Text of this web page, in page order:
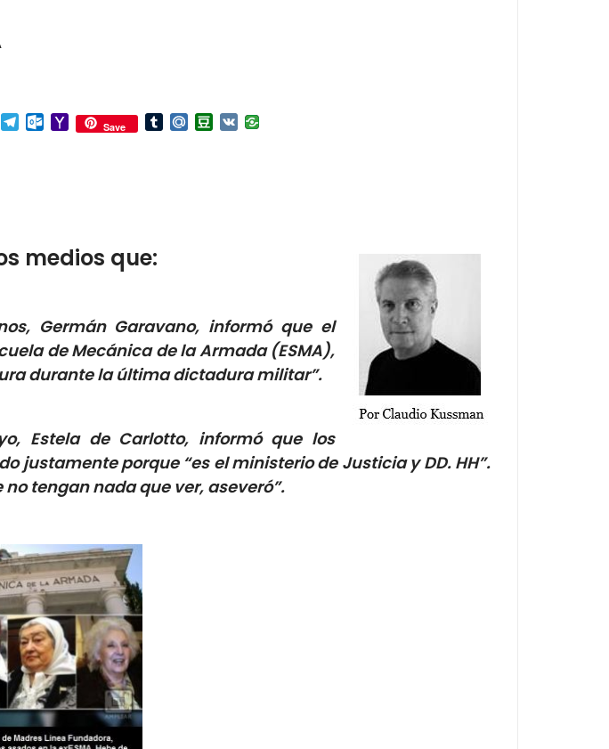
Messenger
TelegramOutlook.com
YahooSave TumblrMail.RuDouban
VK
medios que:
Germán Garavano, informó que el
de Mecánica de la Armada (ESMA),
durante la última dictadura militar”.
Estela de Carlotto, informó que los
justamente porque “es el ministerio de Justicia y DD. HH”.
tengan nada que ver, aseveró”.